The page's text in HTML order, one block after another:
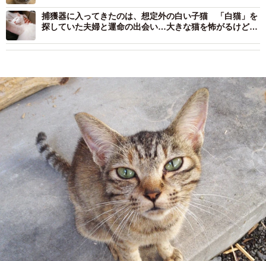
捕獲器に入ってきたのは、想定外の白い子猫 「白猫」を
探していた夫婦と運命の出会い…大きな猫を怖がるけど人